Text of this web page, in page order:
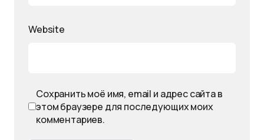
Website
Сохранить моё имя, email и адрес сайта в
этом браузере для последующих моих
комментариев.